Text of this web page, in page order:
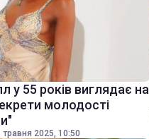
у 55 років виглядає на
молодості
травня 2025, 10:50